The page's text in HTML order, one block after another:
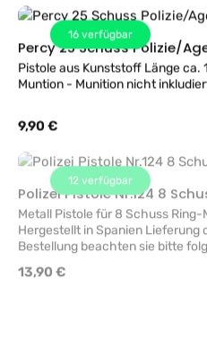
16 verfügbar
Percy 25 Schuss Polizie/
Pistole aus Kunststoff Länge ca. 15cm für 25
Muntion - Munition nicht
Regulärer Preis:
9,90 €
Polizei Pistole
Metall Pistole für 8 Schuss Ring-Munition circa
Hergestellt in Spanien Lieferung
Bestellung beachten sie bitte
Versand in die Schweiz. Bei
Bewilligung der Schweizer
13,90 €